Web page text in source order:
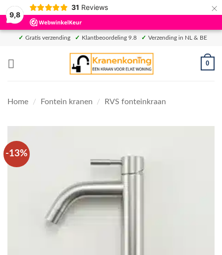
9,8
31 Reviews ×
inhoud
✓ Gratis verzending ✓ Klantbeoordeling 9.8 ✓ Verzending in NL & BE
0
Home / Fontein kranen / RVS fonteinkraan
-13%